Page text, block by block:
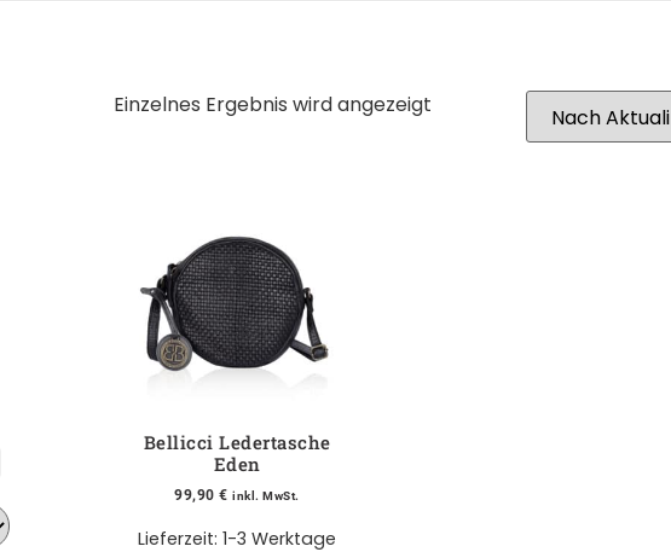
Einzelnes Ergebnis wird angezeigt
Bellicci Ledertasche
Eden
99,90€ inkl. MwSt.
Lieferzeit:1-3 Werktage